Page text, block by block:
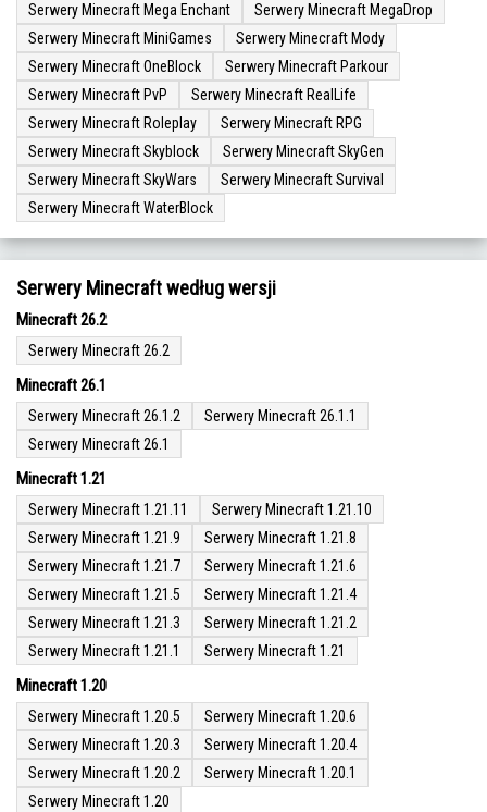
Serwery Minecraft Mega Enchant
Serwery Minecraft MegaDrop
Serwery Minecraft MiniGames
Serwery Minecraft Mody
Serwery Minecraft OneBlock
Serwery Minecraft Parkour
Serwery Minecraft PvP
Serwery Minecraft RealLife
Serwery Minecraft Roleplay
Serwery Minecraft RPG
Serwery Minecraft Skyblock
Serwery Minecraft SkyGen
Serwery Minecraft SkyWars
Serwery Minecraft Survival
Serwery Minecraft WaterBlock
Serwery Minecraft według wersji
Minecraft 26.2
Serwery Minecraft 26.2
Minecraft 26.1
Serwery Minecraft 26.1.2
Serwery Minecraft 26.1.1
Serwery Minecraft 26.1
Minecraft 1.21
Serwery Minecraft 1.21.11
Serwery Minecraft 1.21.10
Serwery Minecraft 1.21.9
Serwery Minecraft 1.21.8
Serwery Minecraft 1.21.7
Serwery Minecraft 1.21.6
Serwery Minecraft 1.21.5
Serwery Minecraft 1.21.4
Serwery Minecraft 1.21.3
Serwery Minecraft 1.21.2
Serwery Minecraft 1.21.1
Serwery Minecraft 1.21
Minecraft 1.20
Serwery Minecraft 1.20.5
Serwery Minecraft 1.20.6
Serwery Minecraft 1.20.3
Serwery Minecraft 1.20.4
Serwery Minecraft 1.20.2
Serwery Minecraft 1.20.1
Serwery Minecraft 1.20